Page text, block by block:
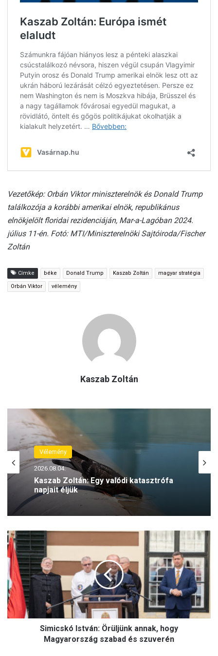
Vezetőkép: Orbán Viktor miniszterelnök és Donald Trump
találkozója a korábbi amerikai elnök, republikánus
elnökjelölt floridai rezidenciáján, Mar-a-Lagóban 2024.
július 11-én. Fotó: MTI/Miniszterelnöki Sajtóiroda/Fischer
Zoltán
Címke béke Donald Trump Kaszab Zoltán magyar stratégia
Orbán Viktor vélemény
Kaszab Zoltán
Vélemény
2026.08.04.
Kaszab Zoltán: Egy valódi katasztrófa
napjait éljük
S
i
m
c
s
k
ó
I
Simicskó István: Örüljünk annak, hogy
Magyarország szabad és szuverén